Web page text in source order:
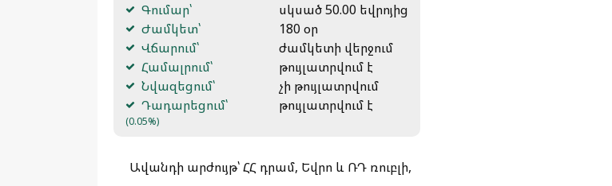
Գումար՝
սկսած 50.00 եվրոյից
Ժամկետ՝
180 օր
Վճարում՝
ժամկետի վերջում
Համալրում՝
թույլատրվում է
Նվազեցում՝
չի թույլատրվում
Դադարեցում՝
թույլատրվում է
(0.05%)
Ավանդի արժույթ՝ ՀՀ դրամ, Եվրո և ՌԴ ռուբլի,